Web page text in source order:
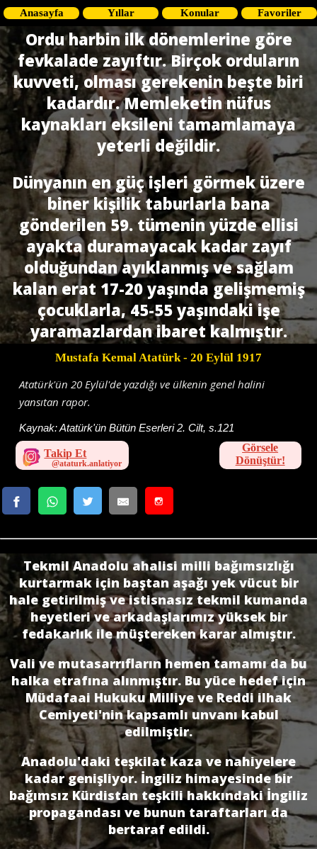
Anasayfa Yıllar Konular Favoriler
Ordu harbin ilk dönemlerine göre
fevkalade zayıftır. Birçok orduların
kuvveti, olması gerekenin beşte biri
kadardır. Memleketin nüfus
kaynakları eksileni tamamlamaya
yeterli değildir.
Dünyanın en güç işleri görmek üzere
biner kişilik taburlarla bana
gönderilen 59. tümenin yüzde ellisi
ayakta duramayacak kadar zayıf
olduğundan ayıklanmış ve sağlam
kalan erat 17-20 yaşında gelişmemiş
çocuklarla, 45-55 yaşındaki işe
yaramazlardan ibaret kalmıştır.
Mustafa Kemal Atatürk- 20 Eylül 1917
Atatürk'ün 20 Eylül'de yazdığı ve ülkenin genel halini
yansıtan rapor.
Kaynak:Atatürk'ün Bütün Eserleri 2. Cilt, s.121
Takip Et
Görsele
Dönüştür!
Tekmil Anadolu ahalisi milli bağımsızlığı
kurtarmak için baştan aşağı yek vücut bir
hale getirilmiş ve istisnasız tekmil kumanda
heyetleri ve arkadaşlarımız yüksek bir
fedakarlık ile müştereken karar almıştır.
Vali ve mutasarrıfların hemen tamamı da bu
halka etrafına alınmıştır. Bu yüce hedef için
Müdafaai Hukuku Milliye ve Reddi ilhak
Cemiyeti'nin kapsamlı unvanı kabul
edilmiştir.
Anadolu'daki teşkilat kaza ve nahiyelere
kadar genişliyor. İngiliz himayesinde bir
bağımsız Kürdistan teşkili hakkındaki İngiliz
propagandası ve bunun taraftarları da
bertaraf edildi.